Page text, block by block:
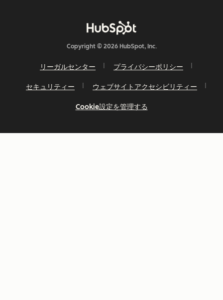
Copyright © 2026 HubSpot, Inc.
リーガルセンター プライバシーポリシー
セキュリティー ウェブサイトアクセシビリティー
Cookie設定を管理する